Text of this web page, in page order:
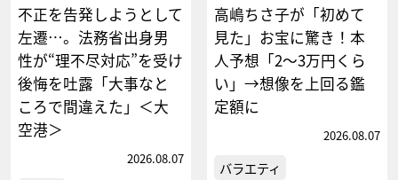
不正を告発しようとして
左遷…。法務省出身男
性が“理不尽対応”を受け
後悔を吐露「大事なと
ころで間違えた」＜大
空港＞
2026.08.07
高嶋ちさ子が「初めて
見た」お宝に驚き！本
人予想「2～3万円くら
い」→想像を上回る鑑
定額に
2026.08.07
バラエティ